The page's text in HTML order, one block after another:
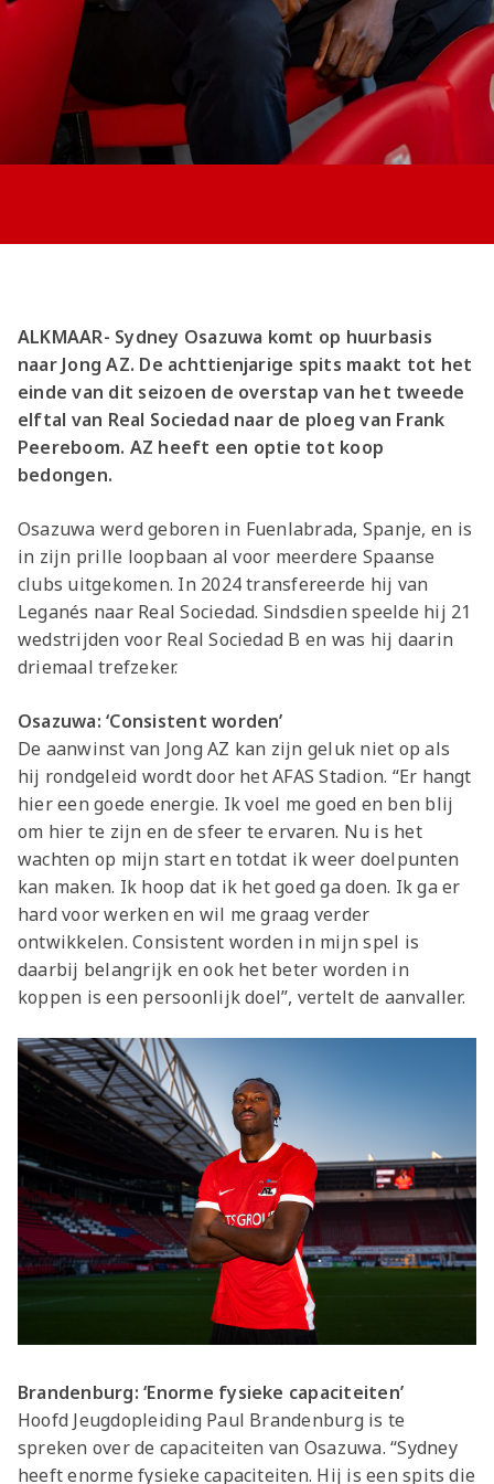
Seizoenkaart
ALKMAAR- Sydney Osazuwa komt op huurbasis
naar Jong AZ. De achttienjarige spits maakt tot het
einde van dit seizoen de overstap van het tweede
elftal van Real Sociedad naar de ploeg van Frank
Peereboom. AZ heeft een optie tot koop
bedongen.
Osazuwa werd geboren in Fuenlabrada, Spanje, en is
in zijn prille loopbaan al voor meerdere Spaanse
clubs uitgekomen. In 2024 transfereerde hij van
Leganés naar Real Sociedad. Sindsdien speelde hij 21
wedstrijden voor Real Sociedad B en was hij daarin
driemaal trefzeker.
Osazuwa: ‘Consistent worden’
De aanwinst van Jong AZ kan zijn geluk niet op als
hij rondgeleid wordt door het AFAS Stadion. “Er hangt
hier een goede energie. Ik voel me goed en ben blij
om hier te zijn en de sfeer te ervaren. Nu is het
wachten op mijn start en totdat ik weer doelpunten
kan maken. Ik hoop dat ik het goed ga doen. Ik ga er
hard voor werken en wil me graag verder
ontwikkelen. Consistent worden in mijn spel is
daarbij belangrijk en ook het beter worden in
koppen is een persoonlijk doel”, vertelt de aanvaller.
Brandenburg: ‘Enorme fysieke capaciteiten’
Hoofd Jeugdopleiding Paul Brandenburg is te
spreken over de capaciteiten van Osazuwa. “Sydney
heeft enorme fysieke capaciteiten. Hij is een spits die